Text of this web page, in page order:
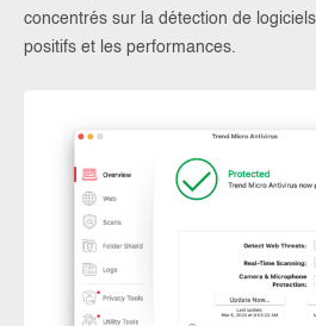
concentrés sur la détection de
positifs et les performances.